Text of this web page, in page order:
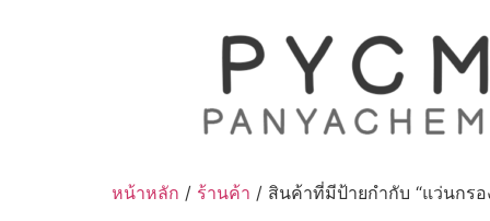
หน้าหลัก / ร้านค้า / สินค้าที่มีป้ายกำกับ “แว่นกรอ